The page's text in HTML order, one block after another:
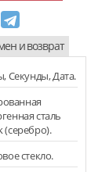
и возврат
Секунды, Дата.
сталь
(серебро).
стекло.